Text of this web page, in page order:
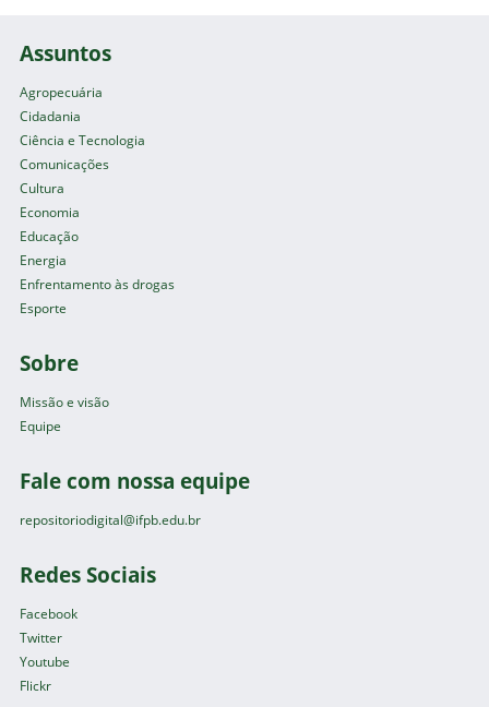
Assuntos
Agropecuária
Cidadania
Ciência e Tecnologia
Comunicações
Cultura
Economia
Educação
Energia
Enfrentamento às drogas
Esporte
Sobre
Missão e visão
Equipe
Fale com nossa equipe
repositoriodigital@ifpb.edu.br
Redes Sociais
Facebook
Twitter
Youtube
Flickr